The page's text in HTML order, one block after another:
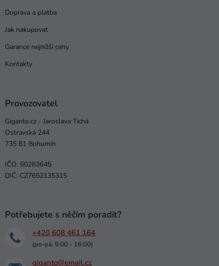
Doprava a platba
Jak nakupovat
Garance nejnižší ceny
Kontakty
Provozovatel
Giganto.cz - Jaroslava Tichá
Ostravská 244
735 81 Bohumín
IČO: 60283645
DIČ: CZ7652135315
Potřebujete s něčím poradit?
+420 608 461 164
(po-pá: 9:00 - 16:00)
giganto@email.cz